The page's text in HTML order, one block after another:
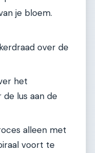
je bloem.
over de
het
de lus aan de
alleen met
voort te